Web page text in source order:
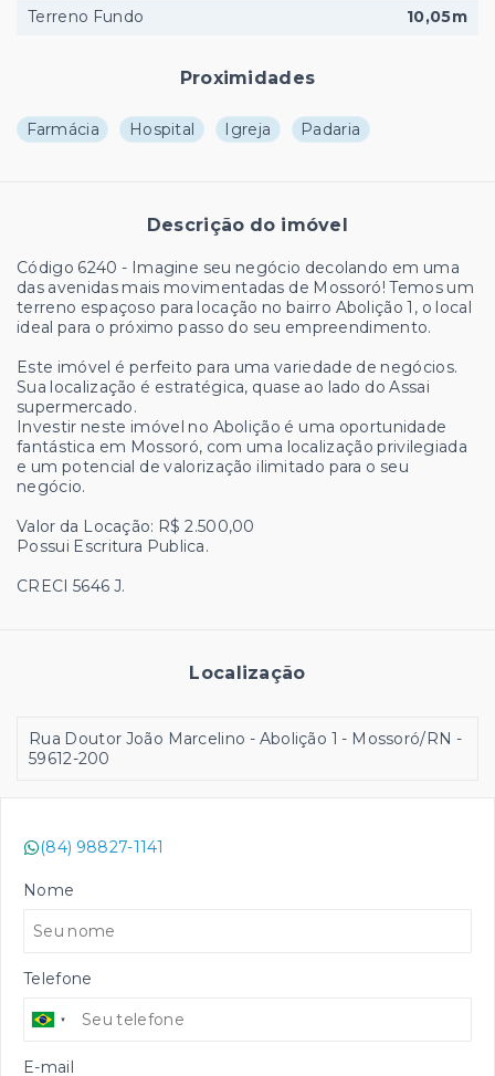
Proximidades
Farmácia Hospital Igreja Padaria
Descrição do imóvel
Código 6240 - Imagine seu negócio decolando em uma
das avenidas mais movimentadas de Mossoró! Temos um
terreno espaçoso para locação no bairro Abolição 1, o local
ideal para o próximo passo do seu empreendimento.
Este imóvel é perfeito para uma variedade de negócios.
Sua localização é estratégica, quase ao lado do Assai
supermercado.
Investir neste imóvel no Abolição é uma oportunidade
fantástica em Mossoró, com uma localização privilegiada
e um potencial de valorização ilimitado para o seu
negócio.
Valor da Locação: R$ 2.500,00
Possui Escritura Publica.
CRECI 5646 J.
Localização
Rua Doutor João Marcelino - Abolição 1 - Mossoró/RN -
59612-200
Terreno Fundo
10,05m
(84) 98827-1141
Nome
Telefone
E-mail